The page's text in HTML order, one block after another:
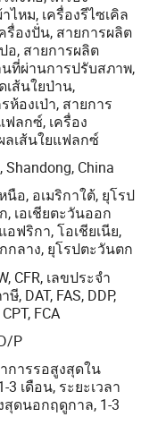
ารถให้แผนการผลิตที่
มีคุณภาพแก่คุณได้
รับเครื่องรีไซเคิลผ้า
เศษเส้นด้ายเครื่อง
นและเครื่องเป่าในห้อง
ลิตเส้นใยป่านนั้นเป็นที่
คิดเห็นที่ดี
อสเตรเลียตุรกีอุซเบกิ
ดียและประเทศ
ได้รับความร่วมมือจาก
ทศจีน
รประมวลผลสายการ
นการพัฒนาอย่างยั่งยืน
พิ่มมูลค่าและการใช้
ไหม, เครื่องรีไซเคิล
รื่องปั่น, สายการผลิต
อ, สายการผลิต
นที่ผ่านการปรับสภาพ,
เส้นใยป่าน,
ห้องเป่า, สายการ
ฟลกซ์, เครื่อง
ลเส้นใยแฟลกซ์
Shandong, China
นือ, อเมริกาใต้, ยุโรป
, เอเชียตะวันออก
อฟริกา, โอเชียเนีย,
กลาง, ยุโรปตะวันตก
CFR, เลขประจำ
ษี, DAT, FAS, DDP,
CPT, FCA
P
การรอสูงสุดใน
3 เดือน, ระยะเวลา
สุดนอกฤดูกาล, 1-3